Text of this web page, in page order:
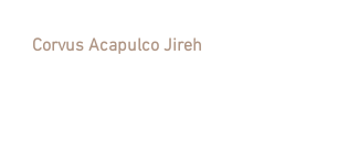
Corvus Acapulco Jireh